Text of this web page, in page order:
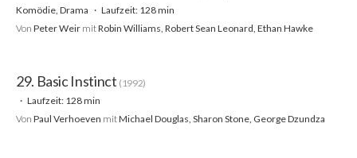
Komödie, Drama
Laufzeit: 128 min
Von Peter Weir mitRobin Williams, Robert Sean Leonard, Ethan Hawke
29. Basic Instinct (1992)
Laufzeit: 128 min
Von Paul Verhoeven mitMichael Douglas, Sharon Stone, George Dzundza